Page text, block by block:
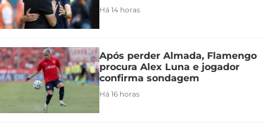
Há 14 horas
Após perder Almada, Flamengo
procura Alex Luna e jogador
confirma sondagem
Há 16 horas